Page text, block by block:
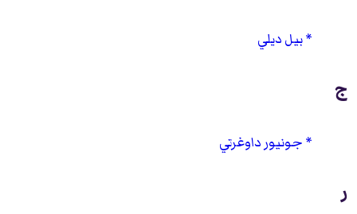
بيل ديلي
ج
جونيور داوغرتي
ر